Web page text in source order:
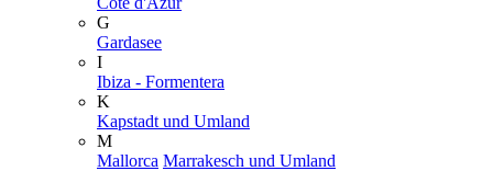
G
Gardasee
I
Ibiza - Formentera
K
Kapstadt und Umland
M
Mallorca Marrakesch und Umland